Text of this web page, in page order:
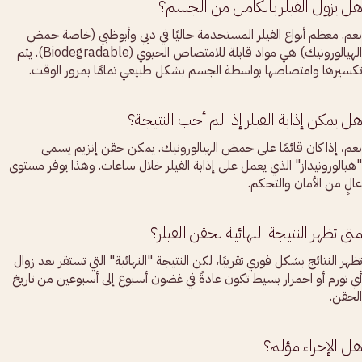
هل يزول الفيلر بالكامل من الجسم؟
نعم. معظم أنواع الفيلر المستخدمة حاليًا في دبي وأبوظبي (خاصة حمض
الهيالورونيك) هي مواد قابلة للامتصاص الحيوي (Biodegradable). يتم
تكسيرها وامتصاصها بواسطة الجسم بشكل طبيعي تمامًا بمرور الوقت.
هل يمكن إذابة الفيلر إذا لم أحب النتيجة؟
نعم، إذا كان قائمًا على حمض الهيالورونيك. يمكن حقن إنزيم يسمى
"هيالورونيداز" الذي يعمل على إذابة الفيلر خلال ساعات. وهذا يوفر مستوى
عالٍ من الأمان والتحكم.
متى تظهر النتيجة النهائية لحقن الفيلر؟
تظهر النتائج بشكل فوري تقريبًا، لكن النتيجة "النهائية" التي تستقر بعد زوال
أي تورم أو احمرار بسيط تكون عادةً في غضون أسبوع إلى أسبوعين من تاريخ
الحقن.
هل الإجراء مؤلم؟